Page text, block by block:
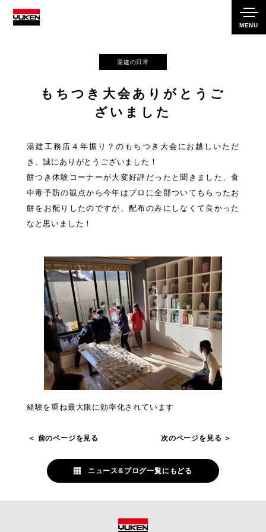
MENU
湯建の日常
もちつき大会ありがとうご
ざいました
湯建工務店４年振り？のもちつき大会にお越しいただ
き、誠にありがとうございました！
餅つき体験コーナーが大変好評だったと聞きました、食
中毒予防の観点から今年はプロに全部ついてもらったお
餅をお配りしたのですが、配布のみにしなくて良かった
なと思いました！
経験を重ね最大限に効率化されています
前のページを見る 次のページを見る
ニュース&ブログ一覧にもどる